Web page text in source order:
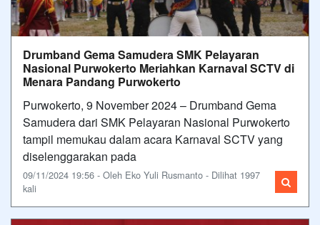
Drumband Gema Samudera SMK Pelayaran
Nasional Purwokerto Meriahkan Karnaval SCTV di
Menara Pandang Purwokerto
Purwokerto, 9 November 2024 – Drumband Gema
Samudera dari SMK Pelayaran Nasional Purwokerto
tampil memukau dalam acara Karnaval SCTV yang
diselenggarakan pada
09/11/2024 19:56 - Oleh Eko Yuli Rusmanto - Dilihat 1997
kali